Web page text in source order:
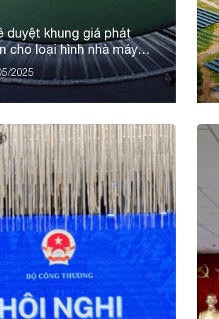
duyệt khung giá phát
cho loại hình nhà máy
điện tích năng’ năm
2025